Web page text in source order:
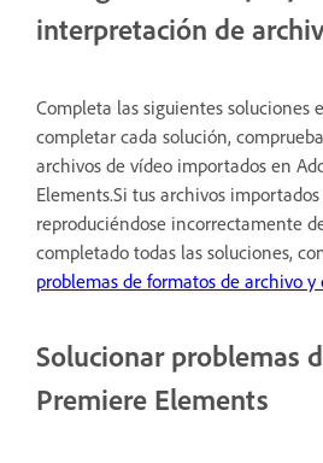
interpretación de
Completa las siguientes soluciones
completar cada solución,
archivos de vídeo importados en
Elements.Si tus archivos
reproduciéndose incorrectamente
completado todas las soluciones,
problemas de formatos de archivo y
Solucionar problemas
Premiere Elements